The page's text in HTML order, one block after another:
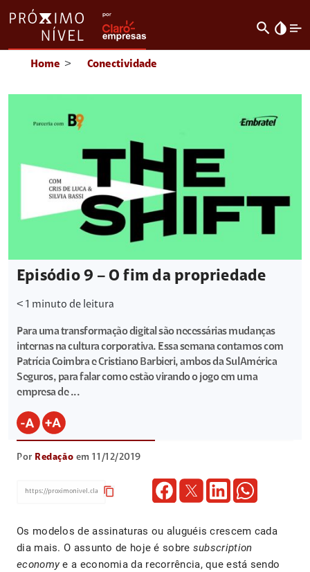
search invert_colors
Home > Conectividade
Episódio 9 – O fim da propriedade
< 1 minuto de leitura
Para uma transformação digital são necessárias mudanças
internas na cultura corporativa. Essa semana contamos com
Patrícia Coimbra e Cristiano Barbieri, ambos da SulAmérica
Seguros, para falar como estão virando o jogo em uma
empresa de ...
Por Redação em 11/12/2019
content_copy
Os modelos de assinaturas ou aluguéis crescem cada
dia mais. O assunto de hoje é sobre subscription
economye a economia da recorrência, que está sendo